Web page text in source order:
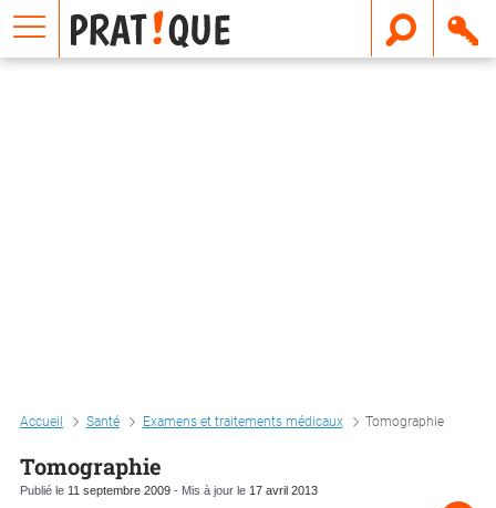
Accueil Santé Examens et traitements médicaux Tomographie
Tomographie
Publié le 11 septembre 2009 - Mis à jour le 17 avril 2013
E
m
a